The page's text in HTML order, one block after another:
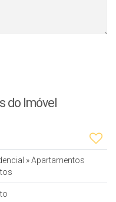
do Imóvel
»Apartamentos